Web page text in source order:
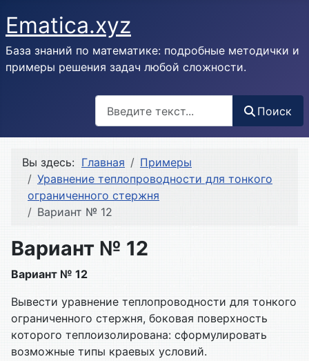
Ematica.xyz
База знаний по математике: подробные методички и
примеры решения задач любой сложности.
Поиск
Вы здесь: Главная
Примеры
Уравнение теплопроводности для тонкого
ограниченного стержня
Вариант № 12
Вариант № 12
Вариант № 12
Вывести уравнение теплопроводности для тонкого
ограниченного стержня, боковая поверхность
которого теплоизолирована: сформулировать
возможные типы краевых условий.